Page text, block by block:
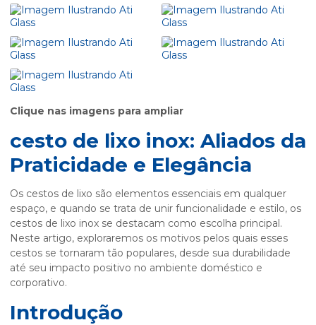
Clique nas imagens para ampliar
cesto de lixo inox: Aliados da
Praticidade e Elegância
Os cestos de lixo são elementos essenciais em qualquer
espaço, e quando se trata de unir funcionalidade e estilo, os
cestos de lixo inox se destacam como escolha principal.
Neste artigo, exploraremos os motivos pelos quais esses
cestos se tornaram tão populares, desde sua durabilidade
até seu impacto positivo no ambiente doméstico e
corporativo.
Introdução